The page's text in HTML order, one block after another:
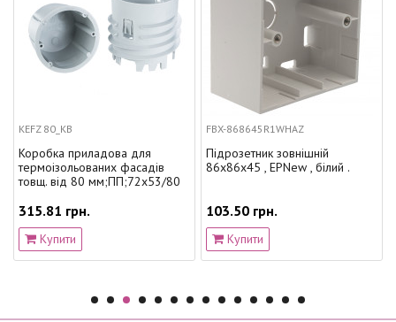
KEFZ 80_KB
Коробка приладова для
термоізольованих фасадів
товщ. від 80 мм;ПП;72х53/80
315.81 грн.
Купити
FBX-868645R1WHAZ
Підрозетник зовнішній
86х86х45 , EPNew , білий .
103.50 грн.
Купити